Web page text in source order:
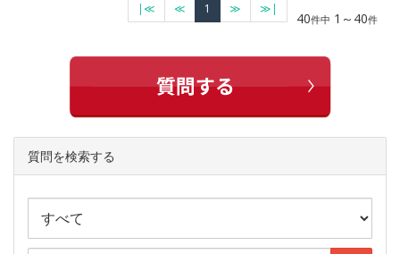
40件中 1～40件
|≪ ≪ 1 ≫ ≫|
質問を検索する